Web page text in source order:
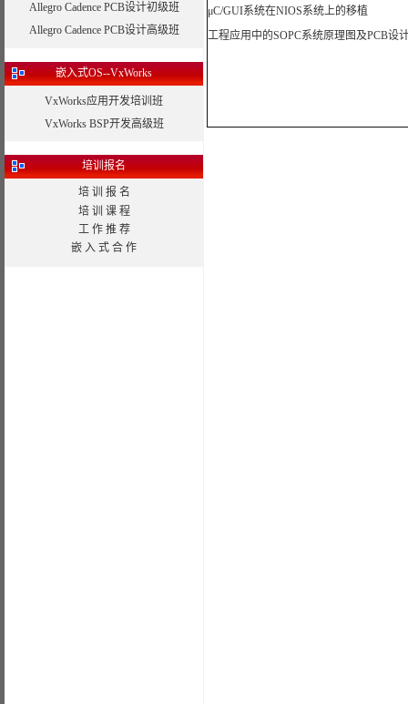
Allegro Cadence PCB设计初级班
Allegro Cadence PCB设计高级班
嵌入式OS--VxWorks
VxWorks应用开发培训班
VxWorks BSP开发高级班
培训报名
培 训 报 名
培 训 课 程
工 作 推 荐
嵌 入 式 合 作
μC/GUI系统在NIOS系统上的移植
工程应用中的SOPC系统原理图及PCB设